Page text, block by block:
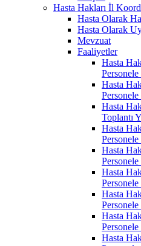
Hasta Hakları İl
Hasta Olarak
Hasta Olarak
Mevzuat
Faaliyetler
Hasta
Hasta
Hasta
Toplantı
Hasta
Hasta
Hasta
Hasta
Hasta
Hasta